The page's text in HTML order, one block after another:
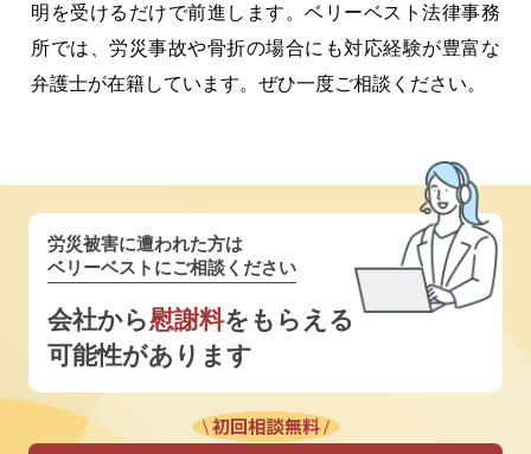
明を受けるだけで前進します。ベリーベスト法律事務
所では、労災事故や骨折の場合にも対応経験が豊富な
弁護士が在籍しています。ぜひ一度ご相談ください。
労災被害に遭われた方は
ベリーベストにご相談ください
会社から慰謝料をもらえる
可能性があります